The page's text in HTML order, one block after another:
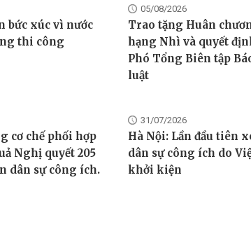
Từ khóa:
lãnh đạo
vksnd tối cao
tiếp đại sứ cuba
bức xúc vì nước
thi công
05/08/2026
Trao tặng Huân
hạng Nhì và quyết
Phó Tổng Biên tập
luật
cơ chế phối hợp
Nghị quyết 205
dân sự công ích.
31/07/2026
Hà Nội: Lần đầu tiên
dân sự công ích do
khởi kiện